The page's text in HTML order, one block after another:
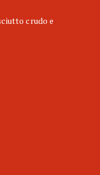
crudo e